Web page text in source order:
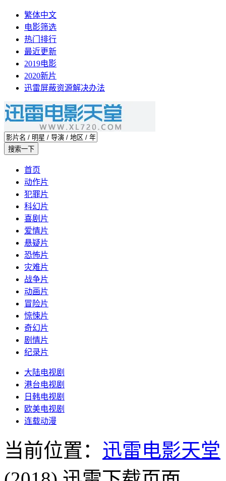
繁体中文
电影筛选
热门排行
最近更新
2019电影
2020新片
迅雷屏蔽资源解决办法
首页
动作片
犯罪片
科幻片
喜剧片
爱情片
悬疑片
恐怖片
灾难片
战争片
动画片
冒险片
惊悚片
奇幻片
剧情片
纪录片
大陆电视剧
港台电视剧
日韩电视剧
欧美电视剧
连载动漫
当前位置： 迅雷电影天堂